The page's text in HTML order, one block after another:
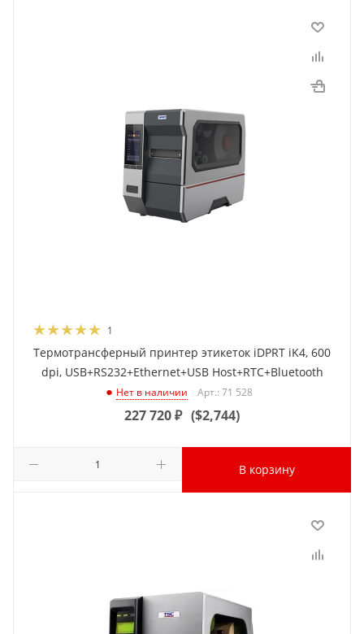
1
Термотрансферный принтер этикеток iDPRT iK4, 600
dpi, USB+RS232+Ethernet+USB Host+RTC+Bluetooth
Нет в наличии Арт.: 71 528
227 720₽ ($2,744)
В корзину